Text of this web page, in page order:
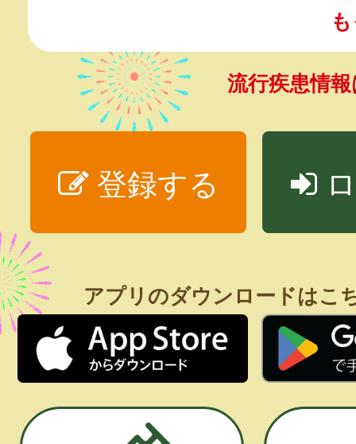
流行疾患情
登録する
アプリのダウンロードはこ